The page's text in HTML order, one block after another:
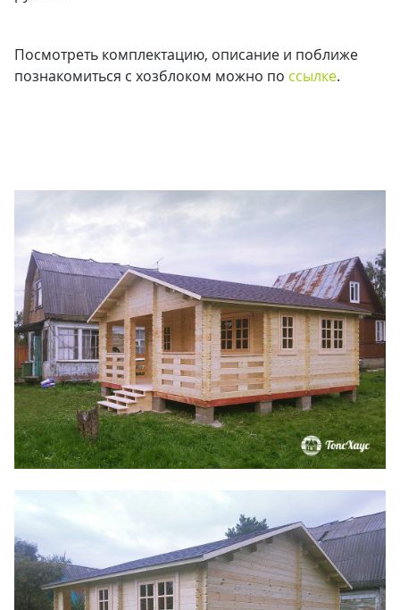
Посмотреть комплектацию, описание и поближе
познакомиться с хозблоком можно по ссылке.